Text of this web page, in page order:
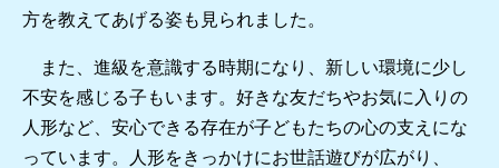
方を教えてあげる姿も見られました。
また、進級を意識する時期になり、新しい環境に少し
不安を感じる子もいます。好きな友だちやお気に入りの
人形など、安心できる存在が子どもたちの心の支えにな
っています。人形をきっかけにお世話遊びが広がり、